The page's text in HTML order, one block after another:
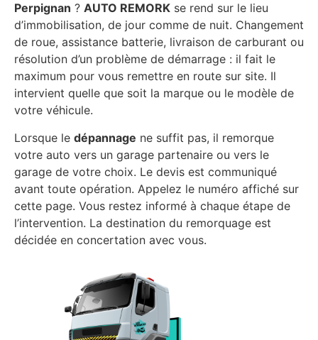
Perpignan ? AUTO REMORK se rend sur le lieu
d’immobilisation, de jour comme de nuit. Changement
de roue, assistance batterie, livraison de carburant ou
résolution d’un problème de démarrage : il fait le
maximum pour vous remettre en route sur site. Il
intervient quelle que soit la marque ou le modèle de
votre véhicule.
Lorsque le dépannage ne suffit pas, il remorque
votre auto vers un garage partenaire ou vers le
garage de votre choix. Le devis est communiqué
avant toute opération. Appelez le numéro affiché sur
cette page. Vous restez informé à chaque étape de
l’intervention. La destination du remorquage est
décidée en concertation avec vous.